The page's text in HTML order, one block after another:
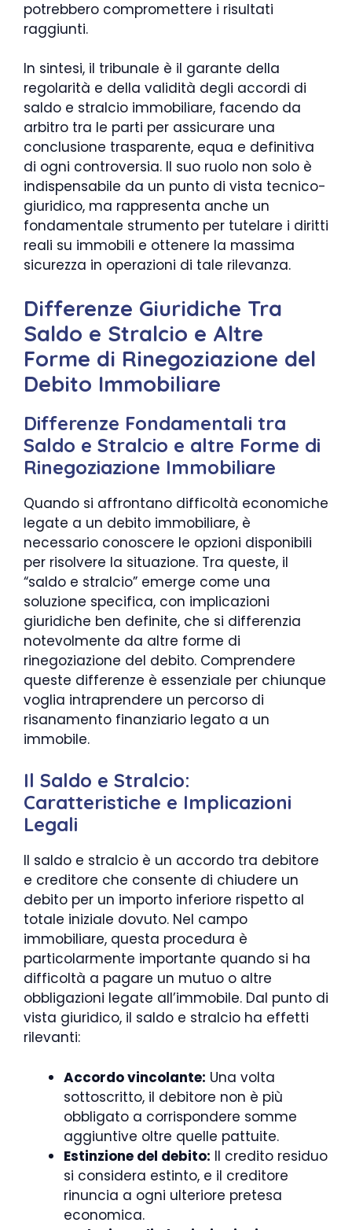
potrebbero compromettere i risultati
raggiunti.
In sintesi, il tribunale è il garante della
regolarità e della validità degli accordi di
saldo e stralcio immobiliare, facendo da
arbitro tra le parti per assicurare una
conclusione trasparente, equa e definitiva
di ogni controversia. Il suo ruolo non solo è
indispensabile da un punto di vista tecnico-
giuridico, ma rappresenta anche un
fondamentale strumento per tutelare i diritti
reali su immobili e ottenere la massima
sicurezza in operazioni di tale rilevanza.
Differenze Giuridiche Tra
Saldo e Stralcio e Altre
Forme di Rinegoziazione del
Debito Immobiliare
Differenze Fondamentali tra
Saldo e Stralcio e altre Forme di
Rinegoziazione Immobiliare
Quando si affrontano difficoltà economiche
legate a un debito immobiliare, è
necessario conoscere le opzioni disponibili
per risolvere la situazione. Tra queste, il
“saldo e stralcio” emerge come una
soluzione specifica, con implicazioni
giuridiche ben definite, che si differenzia
notevolmente da altre forme di
rinegoziazione del debito. Comprendere
queste differenze è essenziale per chiunque
voglia intraprendere un percorso di
risanamento finanziario legato a un
immobile.
Il Saldo e Stralcio:
Caratteristiche e Implicazioni
Legali
Il saldo e stralcio è un accordo tra debitore
e creditore che consente di chiudere un
debito per un importo inferiore rispetto al
totale iniziale dovuto. Nel campo
immobiliare, questa procedura è
particolarmente importante quando si ha
difficoltà a pagare un mutuo o altre
obbligazioni legate all’immobile. Dal punto di
vista giuridico, il saldo e stralcio ha effetti
rilevanti:
Accordo vincolante: Una volta
sottoscritto, il debitore non è più
obbligato a corrispondere somme
aggiuntive oltre quelle pattuite.
Estinzione del debito: Il credito residuo
si considera estinto, e il creditore
rinuncia a ogni ulteriore pretesa
economica.